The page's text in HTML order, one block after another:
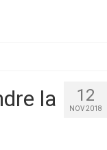
12
NOV 2018
la